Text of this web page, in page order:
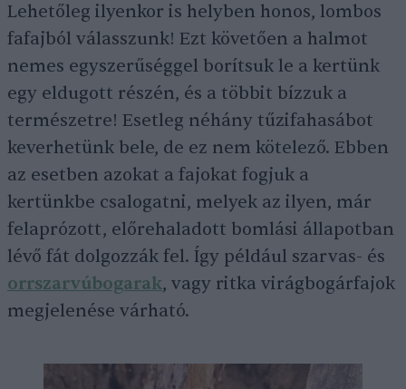
Lehetőleg ilyenkor is helyben honos, lombos
fafajból válasszunk! Ezt követően a halmot
nemes egyszerűséggel borítsuk le a kertünk
egy eldugott részén, és a többit bízzuk a
természetre! Esetleg néhány tűzifahasábot
keverhetünk bele, de ez nem kötelező. Ebben
az esetben azokat a fajokat fogjuk a
kertünkbe csalogatni, melyek az ilyen, már
felaprózott, előrehaladott bomlási állapotban
lévő fát dolgozzák fel. Így például szarvas- és
orrszarvúbogarak, vagy ritka virágbogárfajok
megjelenése várható.